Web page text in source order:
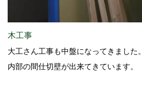
木工事
大工さん工事も中盤になってきました。
内部の間仕切壁が出来てきています。